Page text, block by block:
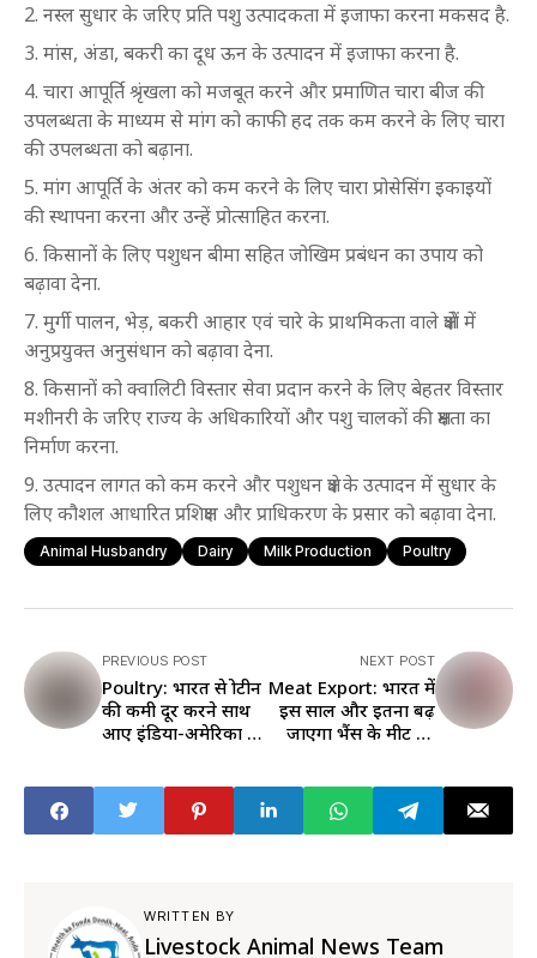
नस्ल सुधार के जरिए प्रति पशु उत्पादकता में इजाफा करना मकसद है.
मांस, अंडा, बकरी का दूध ऊन के उत्पादन में इजाफा करना है.
चारा आपूर्ति श्रृंखला को मजबूत करने और प्रमाणित चारा बीज की
उपलब्धता के माध्यम से मांग को काफी हद तक कम करने के लिए चारा
की उपलब्धता को बढ़ाना.
मांग आपूर्ति के अंतर को कम करने के लिए चारा प्रोसेसिंग इकाइयों
की स्थापना करना और उन्हें प्रोत्साहित करना.
किसानों के लिए पशुधन बीमा सहित जोखिम प्रबंधन का उपाय को
बढ़ावा देना.
मुर्गी पालन, भेड़, बकरी आहार एवं चारे के प्राथमिकता वाले क्षेत्रों में
अनुप्रयुक्त अनुसंधान को बढ़ावा देना.
किसानों को क्वालिटी विस्तार सेवा प्रदान करने के लिए बेहतर विस्तार
मशीनरी के जरिए राज्य के अधिकारियों और पशु चालकों की क्षमता का
निर्माण करना.
उत्पादन लागत को कम करने और पशुधन क्षेत्र के उत्पादन में सुधार के
लिए कौशल आधारित प्रशिक्षण और प्राधिकरण के प्रसार को बढ़ावा देना.
Animal Husbandry Dairy Milk Production Poultry
PREVIOUS POST
Poultry: भारत से प्रोटीन
की कमी दूर करने साथ
आए इंडिया-अमेरिका के
NEXT POST
Meat Export: भारत में
इस साल और इतना बढ़
जाएगा भैंस के मीट का
WRITTEN BY
Livestock Animal News Team